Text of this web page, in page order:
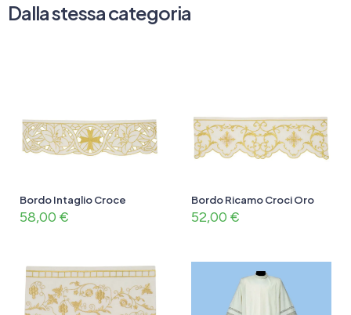
Dalla stessa categoria
Bordo Intaglio Croce
58,00 €
Bordo Ricamo Croci Oro
52,00 €